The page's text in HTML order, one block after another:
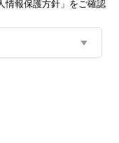
情報保護方針」をご確認